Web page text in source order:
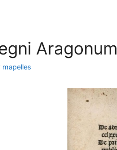
Aragonum
mapelles